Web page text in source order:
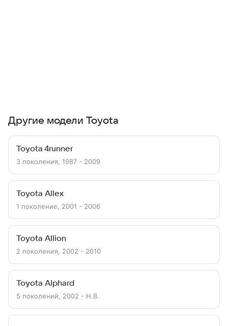
Другие модели Toyota
Toyota 4runner
3 поколения, 1987 - 2009
Toyota Allex
1 поколение, 2001 - 2006
Toyota Allion
2 поколения, 2002 - 2010
Toyota Alphard
5 поколений, 2002 - Н.В.